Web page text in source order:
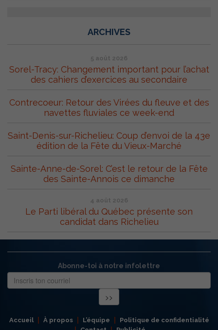
ARCHIVES
5 août 2026
Sorel-Tracy: Changement important pour l’achat
des cahiers d’exercices au secondaire
Contrecoeur: Retour des Virées du fleuve et des
navettes fluviales ce week-end
Saint-Denis-sur-Richelieu: Coup d’envoi de la 43e
édition de la Fête du Vieux-Marché
Sainte-Anne-de-Sorel: C’est le retour de la Fête
des Sainte-Annois ce dimanche
4 août 2026
Le Parti libéral du Québec présente son
candidat dans Richelieu
Abonne-toi à notre infolettre
Accueil À propos L’équipe
Politique de confidentialité